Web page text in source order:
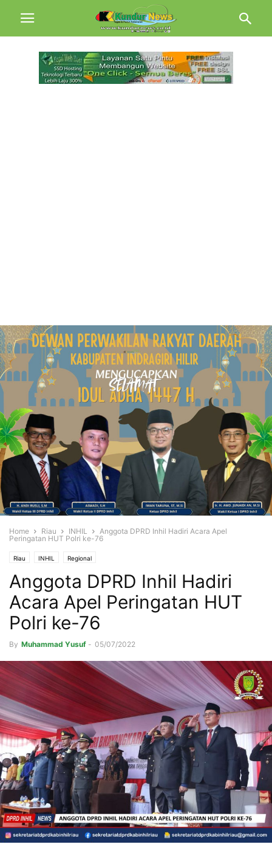
Home Riau INHIL
Anggota DPRD Inhil Hadiri Acara Apel
Peringatan HUT Polri ke-76
Riau INHIL Regional
Anggota DPRD Inhil Hadiri
Acara Apel Peringatan HUT
Polri ke-76
By Muhammad Yusuf - 05/07/2022